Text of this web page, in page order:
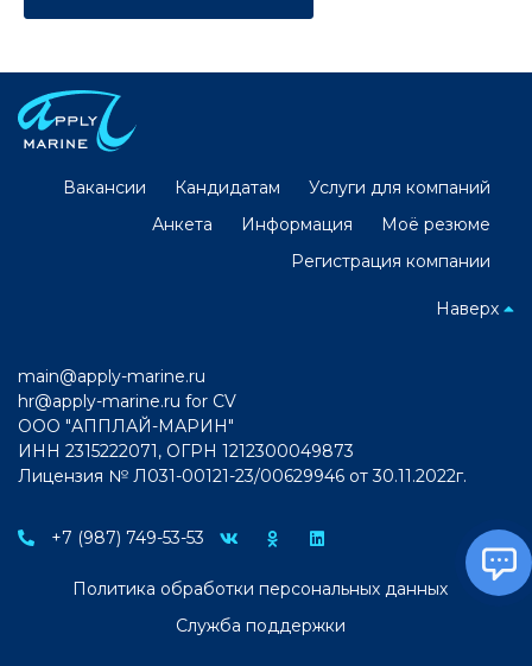
Вакансии Кандидатам
Услуги для компаний
Анкета
Информация
Моё резюме
Регистрация компании
Наверх
main@apply-marine.ru
hr@apply-marine.ru for CV
ООО "АППЛАЙ-МАРИН"
ИНН 2315222071, ОГРН 1212300049873
Лицензия № Л031-00121-23/00629946 от 30.11.2022г.
+7 (987) 749-53-53
Политика обработки персональных данных
Служба поддержки